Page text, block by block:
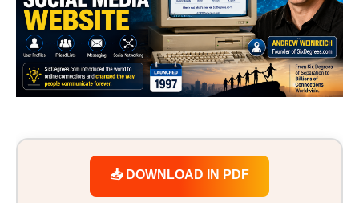
📥 DOWNLOAD IN PDF